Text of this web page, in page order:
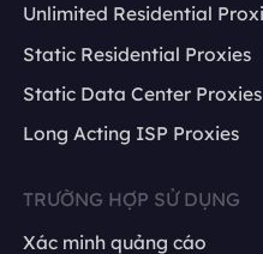
Unlimited Residential
Static Residential Proxies
Static Data Center Proxies
Long Acting ISP Proxies
TRƯỜNG HỢP SỬ DỤNG
Xác minh quảng cáo